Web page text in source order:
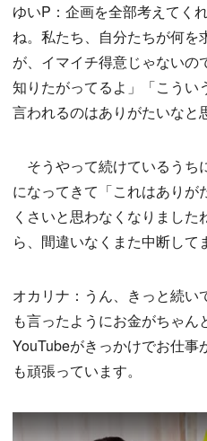
ゆいP：企画を全部考えてく
ね。私たち、自分たちが何
が、イマイチ得意じゃないの
知りたがってるよ」「こうい
言われるのはありがたいなと
そうやって続けているうち
になってきて「これはありが
くさいと思わなくなりまし
ら、間違いなくまた中断して
オカリナ：うん、きっと続い
も言ったようにお金がちゃん
YouTubeがきっかけでお仕事
も頑張っています。